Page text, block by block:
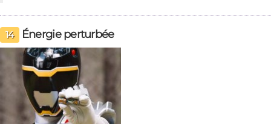
14 Énergie perturbée